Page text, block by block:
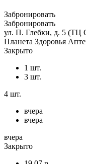
Забронировать
Забронировать
ул. П. Глебки, д. 5
Планета Здоровья
Закрыто
1 шт.
3 шт.
4 шт.
вчера
вчера
вчера
Закрыто